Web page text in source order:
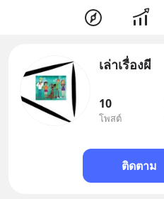
เล่าเรื่องผี
10
โพสต์
ติดตาม